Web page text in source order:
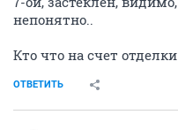
непонятно..
Кто что на счет
ОТВЕТИТЬ